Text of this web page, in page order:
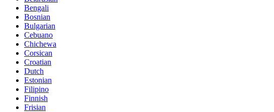
Bengali
Bosnian
Bulgarian
Cebuano
Chichewa
Corsican
Croatian
Dutch
Estonian
Filipino
Finnish
Frisian